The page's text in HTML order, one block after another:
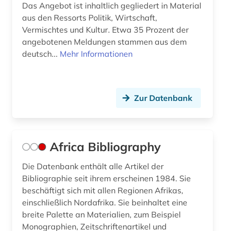
dokument (3)
dokumentation (7)
dokumente (1)
dreyfus-affäre (1)
dritte welt (1)
drittes reich (5)
druckgraphik (1)
Das Angebot ist inhaltlich gegliedert in Material
aus den Ressorts Politik, Wirtschaft,
Vermischtes und Kultur. Etwa 35 Prozent der
angebotenen Meldungen stammen aus dem
deutsch... Mehr Informationen
Zur Datenbank
Africa Bibliography
Die Datenbank enthält alle Artikel der
Bibliographie seit ihrem erscheinen 1984. Sie
beschäftigt sich mit allen Regionen Afrikas,
einschließlich Nordafrika. Sie beinhaltet eine
breite Palette an Materialien, zum Beispiel
Monographien, Zeitschriftenartikel und